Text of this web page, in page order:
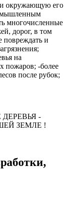
окружающую его
многочисленные
дорог, в том
повреждать и
на
пожаров; -более
после рубок;
-
ЗЕМЛЕ !